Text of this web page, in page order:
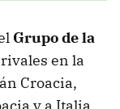
Grupo de la
en la
Croacia,